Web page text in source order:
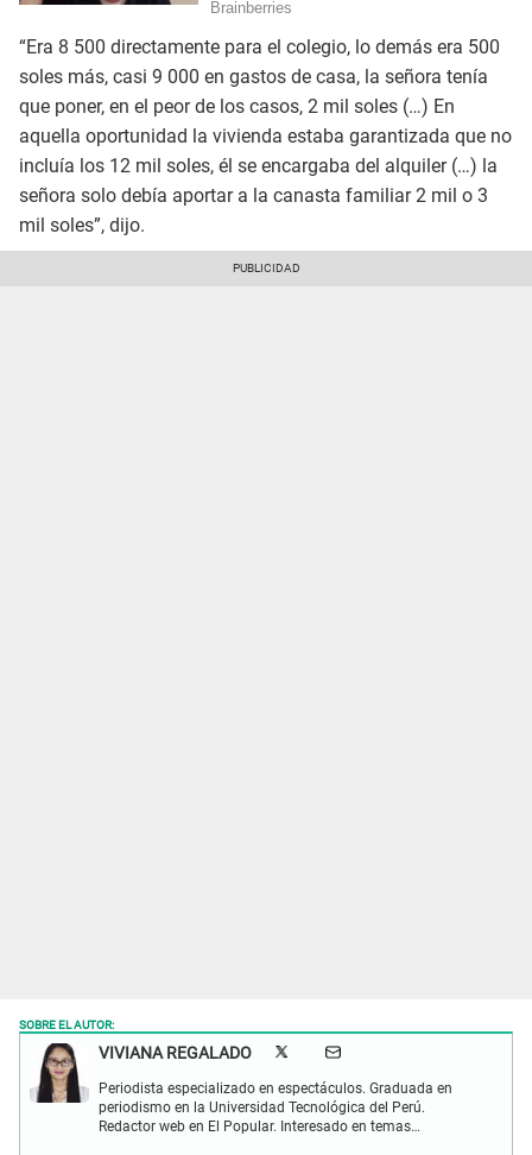
“Era 8 500 directamente para el colegio, lo demás era 500
soles más, casi 9 000 en gastos de casa, la señora tenía
que poner, en el peor de los casos, 2 mil soles (…) En
aquella oportunidad la vivienda estaba garantizada que no
incluía los 12 mil soles, él se encargaba del alquiler (…) la
señora solo debía aportar a la canasta familiar 2 mil o 3
mil soles”, dijo.
SOBRE EL AUTOR:
VIVIANA REGALADO
Periodista especializado en espectáculos. Graduada en
periodismo en la Universidad Tecnológica del Perú.
Redactor web en El Popular. Interesado en temas